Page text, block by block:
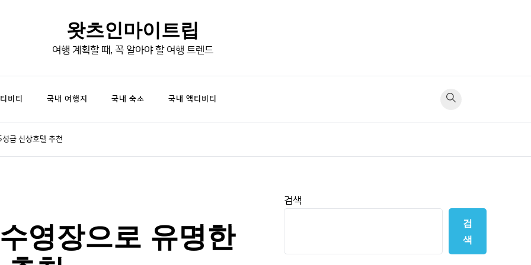
왓츠인마이트립
여행 계획할 때, 꼭 알아야 할 여행 트렌드
비티 국내 여행지 국내 숙소 국내 액티비티
급 신상호텔 추천
영장으로 유명한
검색
검
색